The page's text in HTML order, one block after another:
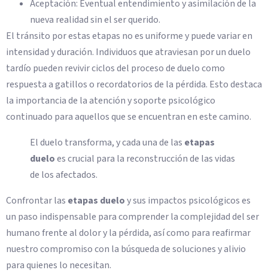
Aceptación: Eventual entendimiento y asimilación de la
nueva realidad sin el ser querido.
El tránsito por estas etapas no es uniforme y puede variar en
intensidad y duración. Individuos que atraviesan por un duelo
tardío pueden revivir ciclos del proceso de duelo como
respuesta a gatillos o recordatorios de la pérdida. Esto destaca
la importancia de la atención y soporte psicológico
continuado para aquellos que se encuentran en este camino.
El duelo transforma, y cada una de las etapas
dueloes crucial para la reconstrucción de las vidas
de los afectados.
Confrontar las etapas dueloy sus impactos psicológicos es
un paso indispensable para comprender la complejidad del ser
humano frente al dolor y la pérdida, así como para reafirmar
nuestro compromiso con la búsqueda de soluciones y alivio
para quienes lo necesitan.